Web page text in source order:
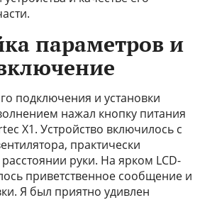
параметров и
подключения и установки
нажал кнопку питания
X1. Устройство включилось с
практически
руки. На ярком LCD-
приветственное сообщение и
Я был приятно удивлен